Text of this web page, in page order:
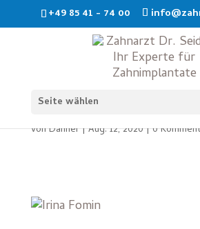
+49 85 41 - 74 00
Seite wählen
Irina
vonDanner|Aug. 12, 2020|0